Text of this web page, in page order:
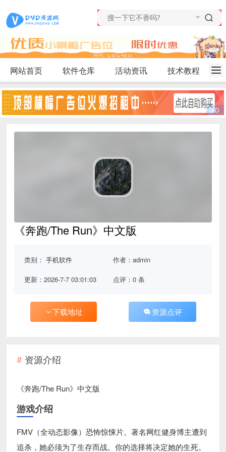
网站首页 软件仓库 活动资讯 技术教程
《奔跑/The Run》中文版
类别：手机软件 作者：admin
更新：2026-7-7 03:01:03 点评：0 条
下载地址 资源点评
资源介绍
《奔跑/The Run》中文版
游戏介绍
FMV（全动态影像）恐怖惊悚片。著名网红健身博主遭到
追杀，她必须为了生存而战。你的选择将决定她的生死。